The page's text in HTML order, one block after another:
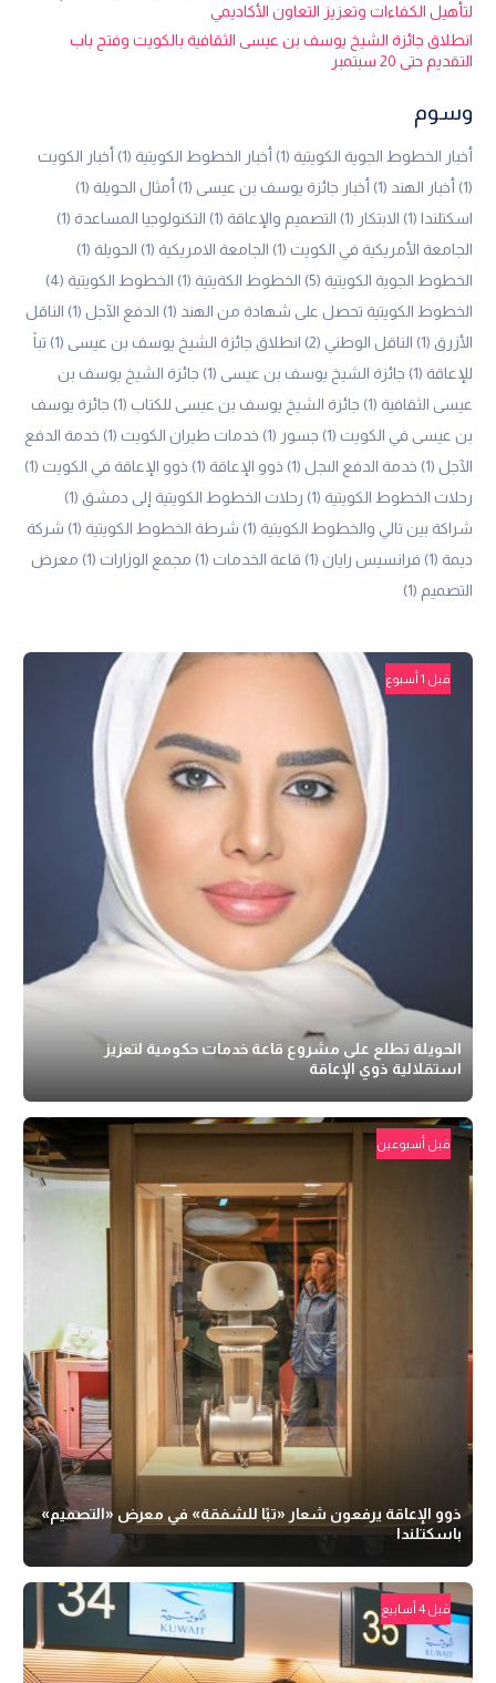
لتأهيل الكفاءات وتعزيز التعاون الأكاديمي
انطلاق جائزة الشيخ يوسف بن عيسى الثقافية بالكويت وفتح باب
التقديم حتى 20 سبتمبر
وسوم
أخبار الخطوط الجوية الكويتية (1) أخبار الخطوط الكويتية (1)
أخبار الكويت
(1)
أخبار الهند (1) أخبار جائزة يوسف بن عيسى (1) أمثال الحويلة (1)
اسكتلندا (1) الابتكار (1) التصميم والإعاقة (1) التكنولوجيا المساعدة (1)
الجامعة الأمريكية في الكويت (1) الجامعة الامريكية (1) الحويلة (1)
الخطوط الجوية الكويتية (5) الخطوط الكةيتية (1) الخطوط الكويتية (4)
الخطوط الكويتية تحصل على شهادة من الهند (1) الدفع الآجل (1)
الناقل
الأزرق (1) الناقل الوطني (2) انطلاق جائزة الشيخ يوسف بن عيسى (1)
تباً
للإعاقة (1) جائزة الشيخ يوسف بن عيسى (1)
جائزة الشيخ يوسف بن
عيسى الثقافية (1) جائزة الشيخ يوسف بن عيسى للكتاب (1)
جائزة يوسف
بن عيسى في الكويت (1) جسور (1) خدمات طيران الكويت (1)
خدمة الدفع
الآجل (1) خدمة الدفع الىجل (1) ذوو الإعاقة (1) ذوو الإعاقة في الكويت (1)
رحلات الخطوط الكويتية (1) رحلات الخطوط الكويتية إلى دمشق (1)
شراكة بين تالي والخطوط الكويتية (1) شرطة الخطوط الكويتية (1)
شركة
ديمة (1) فرانسيس رايان (1) قاعة الخدمات (1) مجمع الوزارات (1)
معرض
التصميم (1)
قبل 1 أسبوع
الحويلة تطلع على مشروع قاعة خدمات حكومية لتعزيز
استقلالية ذوي الإعاقة
قبل أسبوعين
ذوو الإعاقة يرفعون شعار «تبًا للشفقة» في معرض «التصميم»
باسكتلندا
قبل 4 أسابيع